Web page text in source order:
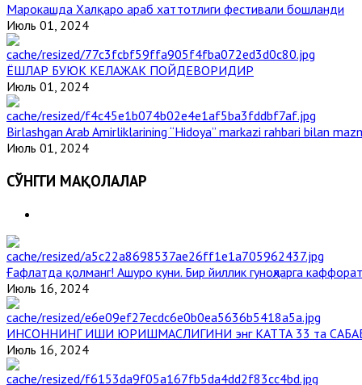
Марокашда Халқаро араб хаттотлиги фестивали бошланди
Июль 01, 2024
ЁШЛАР БУЮК КЕЛАЖАК ПОЙДЕВОРИДИР
Июль 01, 2024
Birlashgan Arab Amirliklarining “Hidoya” markazi rahbari bilan
Июль 01, 2024
СЎНГГИ МАҚОЛАЛАР
Ғафлатда қолманг! Ашуро куни. Бир йиллик гуноҳларга
Июль 16, 2024
ИНСОННИНГ ИШИ ЮРИШМАСЛИГИНИ энг КАТТА 33 та
Июль 16, 2024